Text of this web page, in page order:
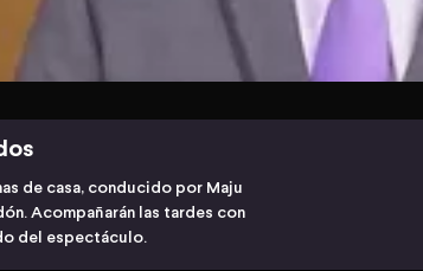
de casa, conducido por Maju
Acompañarán las tardes con
del espectáculo.